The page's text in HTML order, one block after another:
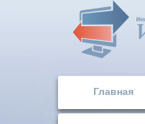
Главная